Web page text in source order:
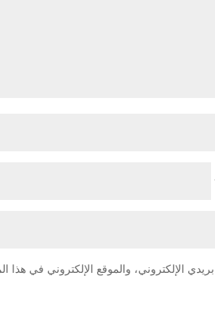
الإلكتروني، والموقع الإلكتروني في هذا